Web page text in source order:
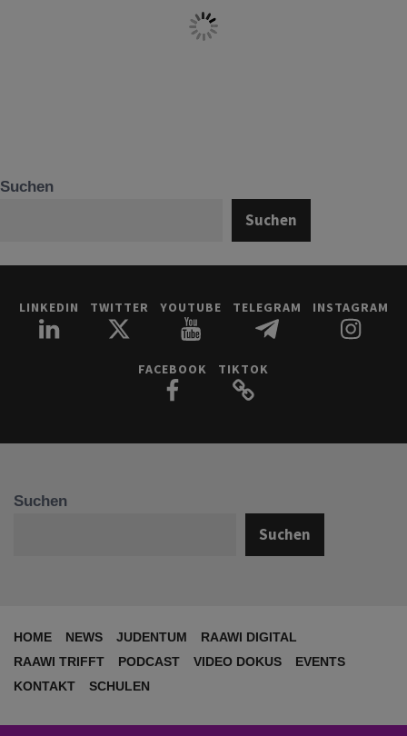
Suchen
Suchen
LINKEDIN TWITTER YOUTUBE TELEGRAM INSTAGRAM
FACEBOOK TIKTOK
Suchen
Suchen
HOME NEWS JUDENTUM
RAAWI DIGITAL
RAAWI TRIFFT
PODCAST VIDEO DOKUS
EVENTS
KONTAKT
SCHULEN